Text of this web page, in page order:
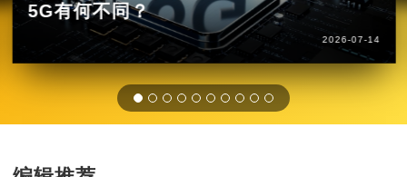
5G有何不同？
2026-07-14